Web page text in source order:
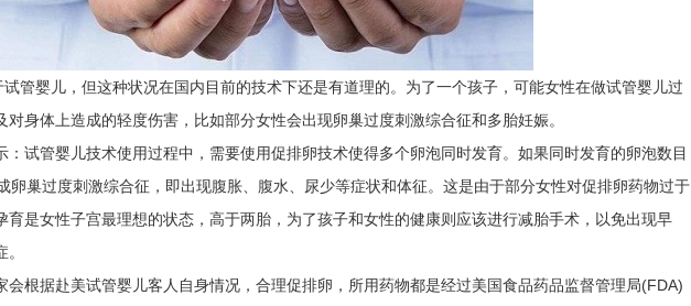
管婴儿，但这种状况在国内目前的技术下还是有道理的。为了一个孩子，可能女性在做试管婴儿过
身体上造成的轻度伤害，比如部分女性会出现卵巢过度刺激综合征和多胎妊娠。
管婴儿技术使用过程中，需要使用促排卵技术使得多个卵泡同时发育。如果同时发育的卵泡数目
卵巢过度刺激综合征，即出现腹胀、腹水、尿少等症状和体征。这是由于部分女性对促排卵药物过于
育是女性子宫最理想的状态，高于两胎，为了孩子和女性的健康则应该进行减胎手术，以免出现早
据赴美试管婴儿客人自身情况，合理促排卵，所用药物都是经过美国食品药品监督管理局(FDA)